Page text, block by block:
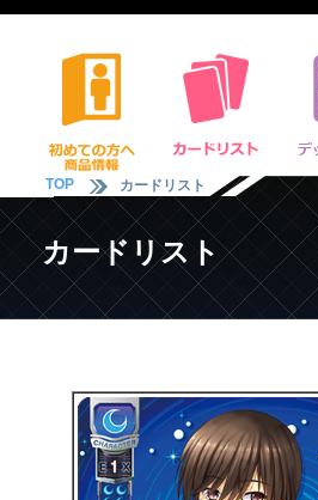
TOP カードリスト
カードリスト